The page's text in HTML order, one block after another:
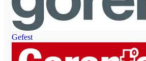
Gefest